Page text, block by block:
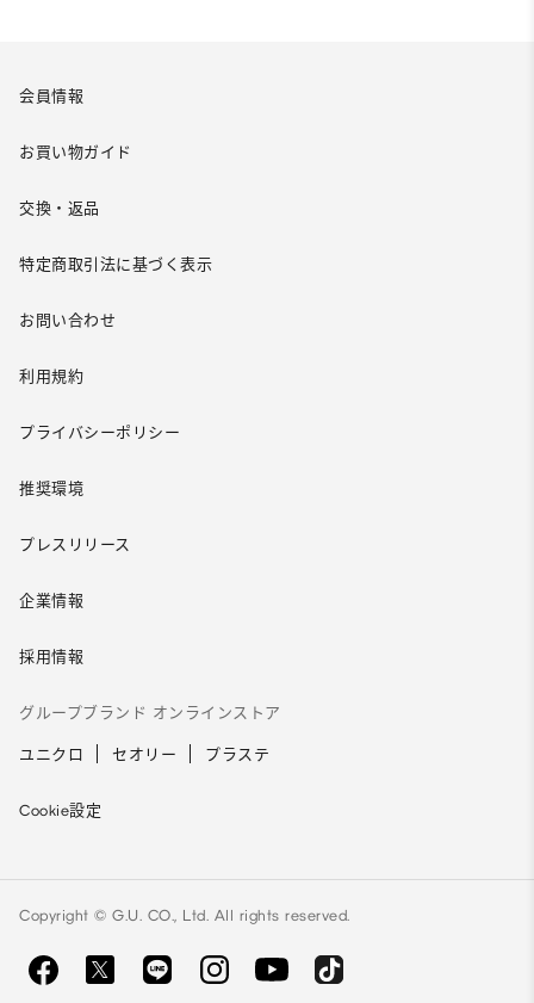
会員情報
お買い物ガイド
交換・返品
特定商取引法に基づく表示
お問い合わせ
利用規約
プライバシーポリシー
推奨環境
プレスリリース
企業情報
採用情報
グループブランド オンラインストア
ユニクロ セオリー プラステ
Cookie設定
Copyright © G.U. CO., Ltd. All rights reserved.